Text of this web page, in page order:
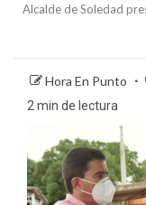
Alcalde de Soledad
Hora En Punto
2 min de lectura